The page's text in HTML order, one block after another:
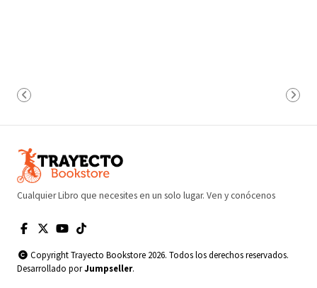
Cualquier Libro que necesites en un solo lugar. Ven y conócenos
Copyright Trayecto Bookstore 2026. Todos los derechos reservados.
Desarrollado porJumpseller.